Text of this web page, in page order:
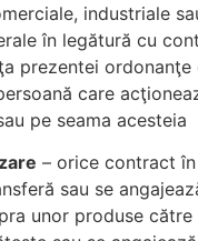
industriale
în legătură cu
prezentei ordonanţe
care
pe seama acesteia
– orice contract
sau se
unor produse către